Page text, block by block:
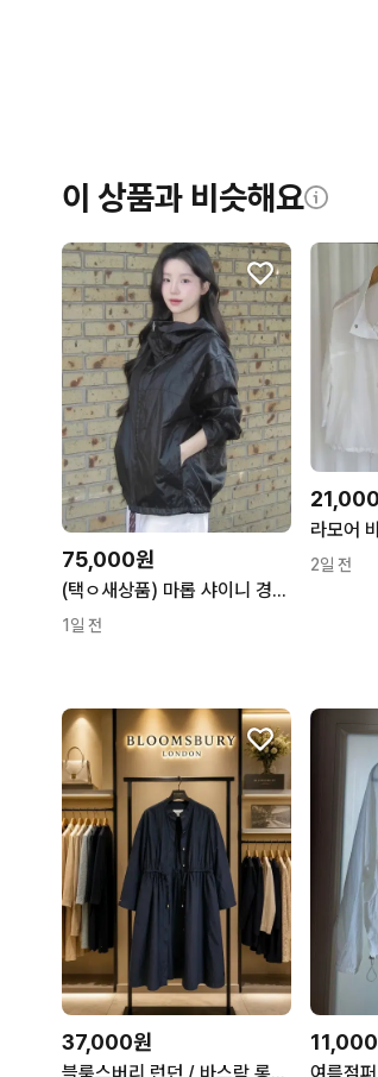
이 상품과 비슷해요
75,000원
(택ㅇ새상품) 마롭 샤이니 경량 점퍼 블랙
1일 전
2일 전
37,000원
블룸스버리 런던 / 바스락 롱점퍼 /롱자켓 네이비 F 여름점